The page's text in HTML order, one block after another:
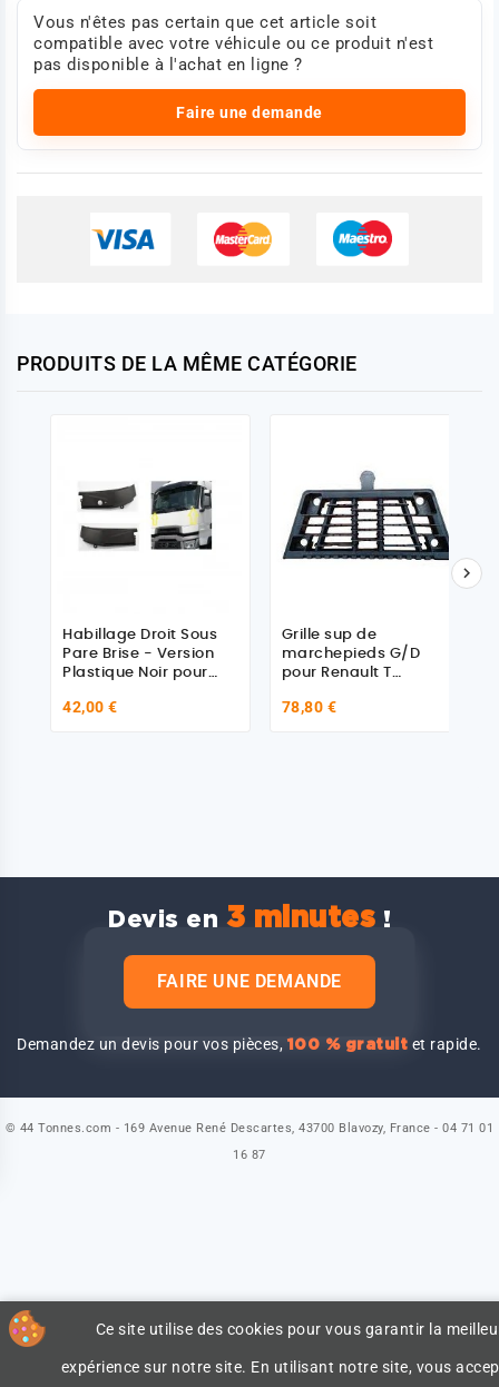
Vous n'êtes pas certain que cet article soit
compatible avec votre véhicule ou ce produit n'est
pas disponible à l'achat en ligne ?
Faire une demande
PRODUITS DE LA MÊME CATÉGORIE
Habillage Droit Sous
Pare Brise - Version
Plastique Noir pour
7484507754
42,00 €
Grille sup de
marchepieds G/D
pour Renault T
78,80 €

Devis en 3 minutes !
FAIRE UNE DEMANDE
Demandez un devis pour vos pièces,100 % gratuit et rapide.
Ce site utilise des cookies pour vous garantir la
expérience sur notre site. En utilisant notre site, vous
© 44 Tonnes.com - 169 Avenue René Descartes, 43700 Blavozy, France - 04 71 01
16 87